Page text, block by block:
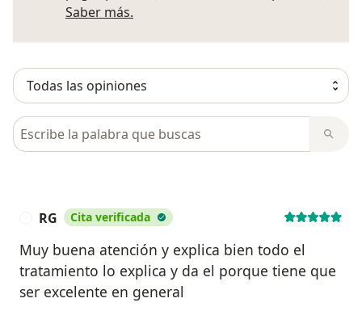
Saber más.
Busca en opiniones
RG Cita verificada
Muy buena atención y explica bien todo el
tratamiento lo explica y da el porque tiene que
ser excelente en general